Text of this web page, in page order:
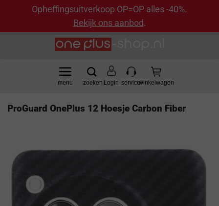
Opheffingsuitverkoop OP=OP alles -40%.
Bekijk ons aanbod.
Login
ProGuard OnePlus 12 Hoesje Carbon Fiber